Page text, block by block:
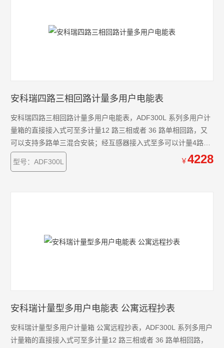
安科瑞四路三相回路计量多用户电能表
安科瑞四路三相回路计量多用户电能表，ADF300L 系列多用户计
量箱的直接接入式可至多计量12 路三相或者 36 路单相回路，又
可以支持多路单三混合安装；经互感器接入式至多可以计量4路三
相回路。
型号：ADF300L
￥4228
安科瑞计量型多用户电能表 公寓远程抄表
安科瑞计量型多用户计量箱 公寓远程抄表，ADF300L 系列多用户
计量箱的直接接入式可至多计量12 路三相或者 36 路单相回路，